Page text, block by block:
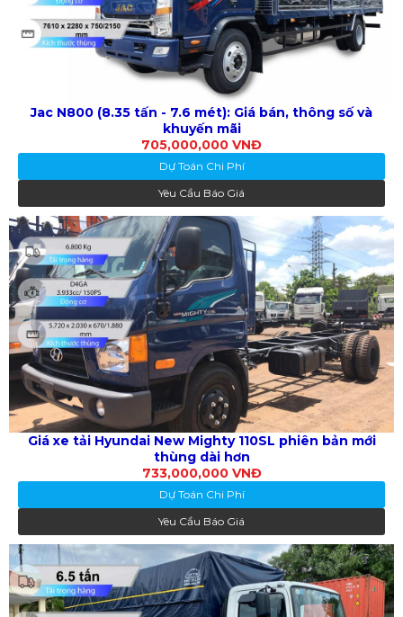
Jac N800 (8.35 tấn - 7.6 mét): Giá bán, thông số và
khuyến mãi
705,000,000 VNĐ
Dự Toán Chi Phí
Yêu Cầu Báo Giá
Giá xe tải Hyundai New Mighty 110SL phiên bản mới
thùng dài hơn
733,000,000 VNĐ
Dự Toán Chi Phí
Yêu Cầu Báo Giá